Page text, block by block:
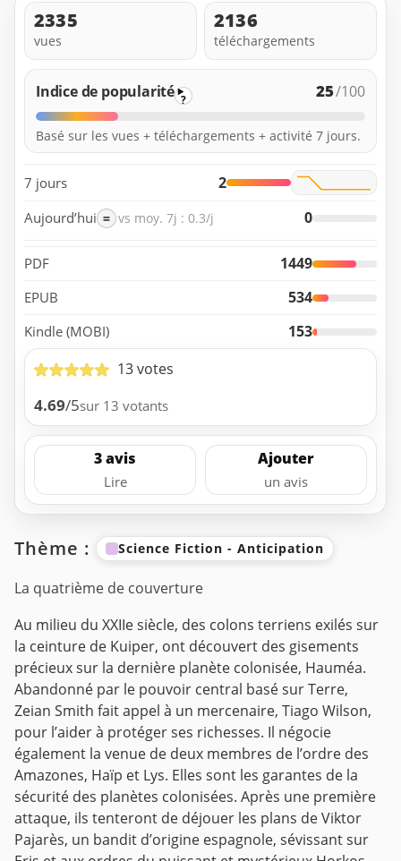
2335
vues
2136
téléchargements
Indice de popularité ? 25/100
Basé sur les vues + téléchargements + activité 7 jours.
7 jours 2
Aujourd’hui = vs moy. 7j : 0.3/j 0
PDF 1449
EPUB 534
Kindle (MOBI)
153
13 votes
4.69/5sur 13 votants
3 avis
Lire
Ajouter
un avis
Thème : Science Fiction - Anticipation
La quatrième de couverture
Au milieu du XXIIe siècle, des colons terriens exilés sur
la ceinture de Kuiper, ont découvert des gisements
précieux sur la dernière planète colonisée, Hauméa.
Abandonné par le pouvoir central basé sur Terre,
Zeian Smith fait appel à un mercenaire, Tiago Wilson,
pour l’aider à protéger ses richesses. Il négocie
également la venue de deux membres de l’ordre des
Amazones, Haïp et Lys. Elles sont les garantes de la
sécurité des planètes colonisées. Après une première
attaque, ils tenteront de déjouer les plans de Viktor
Pajarès, un bandit d’origine espagnole, sévissant sur